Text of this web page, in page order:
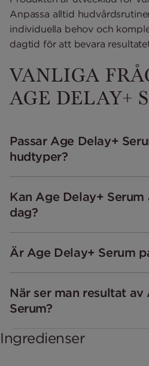
Anpassa alltid
individuella behov och
dagtid för att bevara
VANLIGA
AGE DELAY+
Passar Age Delay+
hudtyper?
Kan Age Delay+ Serum
dag?
Är Age Delay+ Serum
När ser man resultat av
Serum?
Ingredienser